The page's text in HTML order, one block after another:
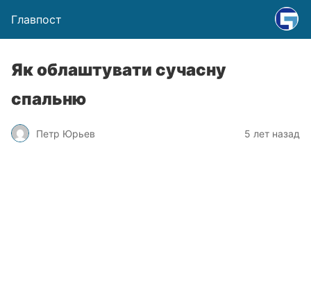
Главпост
Як облаштувати сучасну
спальню
Петр Юрьев 5 лет назад